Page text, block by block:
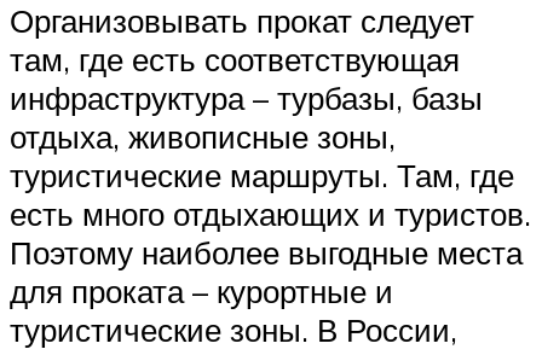
Организовывать прокат следует
там, где есть соответствующая
инфраструктура – турбазы, базы
отдыха, живописные зоны,
туристические маршруты. Там, где
есть много отдыхающих и туристов.
Поэтому наиболее выгодные места
для проката – курортные и
туристические зоны. В России,